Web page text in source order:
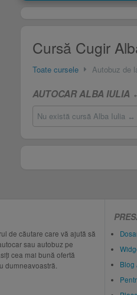
Cursă Cugir
Toate cursele Autobuz de
AUTOCAR ALBA IULIA
Nu există cursă Alba Iulia ↔
de căutare care vă ajută să
sau autobuz pe
cea mai bună ofertă
dumneavoastră.
Blog